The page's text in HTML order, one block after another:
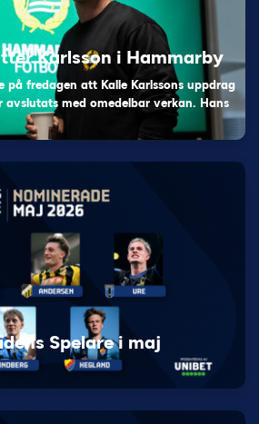
Karlsson i Hammarby
på fredagen att Kalle Karlssons uppdrag
med omedelbar verkan. Hans
Spelare i maj